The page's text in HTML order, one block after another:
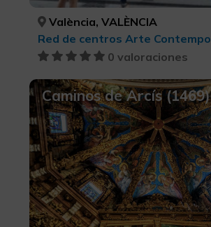
València, VALÈNCIA
0 valoraciones
Caminos de Arcís (1469)